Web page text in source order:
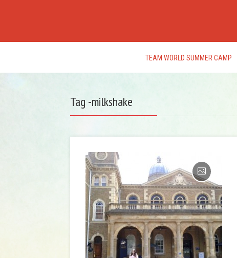
TEAM WORLD SUMMER CAMP
Tag -milkshake